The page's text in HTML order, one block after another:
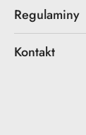
Regulaminy
Kontakt